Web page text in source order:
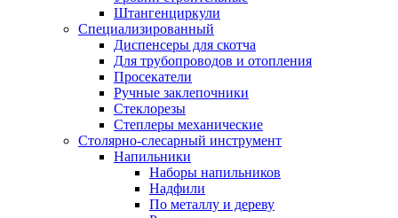
Штангенциркули
Специализированный
Диспенсеры для скотча
Для трубопроводов и отопления
Просекатели
Ручные заклепочники
Стеклорезы
Степлеры механические
Столярно-слесарный инструмент
Напильники
Наборы напильников
Надфили
По металлу и дереву